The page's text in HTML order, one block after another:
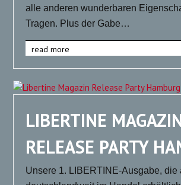
alle anderen wunderbaren
Tragen. Plus der Gabe…
read more
LIBERTINE
RELEASE PARTY
Unsere 1. LIBERTINE-Ausgabe, die